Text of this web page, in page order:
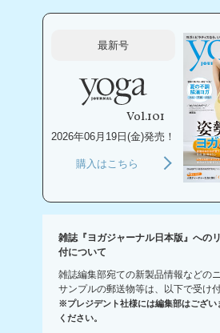
最新号
Vol.101
2026年06月19日(金)発売！
購入はこちら
雑誌『ヨガジャーナル日本版』への
付について
雑誌編集部宛ての新製品情報などの
サンプルの郵送物等は、以下で受け
※プレジデント社様には編集部はござい
ください。